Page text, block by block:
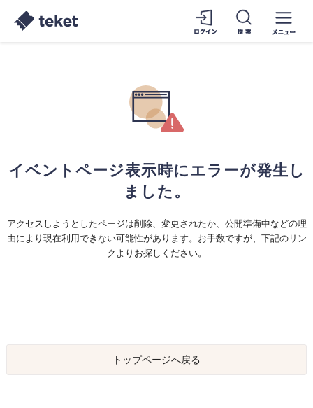
イベントページ表示時にエラーが発生し
ました。
アクセスしようとしたページは削除、変更されたか、公開準備中などの理
由により現在利用できない可能性があります。お手数ですが、下記のリン
クよりお探しください。
トップページへ戻る